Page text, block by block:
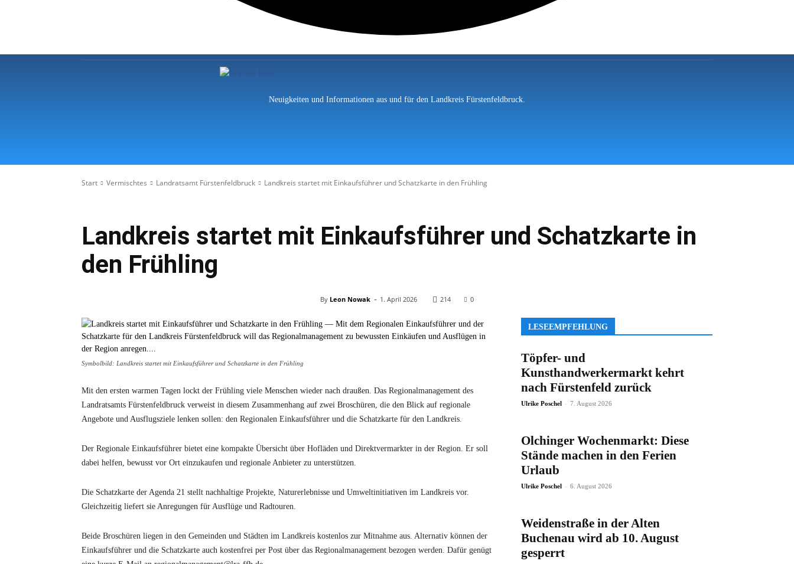
Neuigkeiten und Informationen aus und für den Landkreis Fürstenfeldbruck.
Start Vermischtes Landratsamt Fürstenfeldbruck Landkreis startet mit Einkaufsführer und Schatzkarte in den Frühling
Landkreis startet mit Einkaufsführer und Schatzkarte in
den Frühling
By Leon Nowak - 1. April 2026 214 0
Symbolbild: Landkreis startet mit Einkaufsführer und Schatzkarte in den Frühling
Mit den ersten warmen Tagen lockt der Frühling viele Menschen wieder nach draußen. Das Regionalmanagement des
Landratsamts Fürstenfeldbruck verweist in diesem Zusammenhang auf zwei Broschüren, die den Blick auf regionale
Angebote und Ausflugsziele lenken sollen: den Regionalen Einkaufsführer und die Schatzkarte für den Landkreis.
Der Regionale Einkaufsführer bietet eine kompakte Übersicht über Hofläden und Direktvermarkter in der Region. Er soll
dabei helfen, bewusst vor Ort einzukaufen und regionale Anbieter zu unterstützen.
Die Schatzkarte der Agenda 21 stellt nachhaltige Projekte, Naturerlebnisse und Umweltinitiativen im Landkreis vor.
Gleichzeitig liefert sie Anregungen für Ausflüge und Radtouren.
Beide Broschüren liegen in den Gemeinden und Städten im Landkreis kostenlos zur Mitnahme aus. Alternativ können der
Einkaufsführer und die Schatzkarte auch kostenfrei per Post über das Regionalmanagement bezogen werden. Dafür genügt
LESEEMPFEHLUNG
Töpfer- und
Kunsthandwerkermarkt kehrt
nach Fürstenfeld zurück
Ulrike Poschel - 7. August 2026
Olchinger Wochenmarkt: Diese
Stände machen in den Ferien
Urlaub
Ulrike Poschel - 6. August 2026
Weidenstraße in der Alten
Buchenau wird ab 10. August
gesperrt